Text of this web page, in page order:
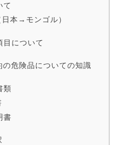
て
本→モンゴル）
目について
の危険品についての知識
類
書